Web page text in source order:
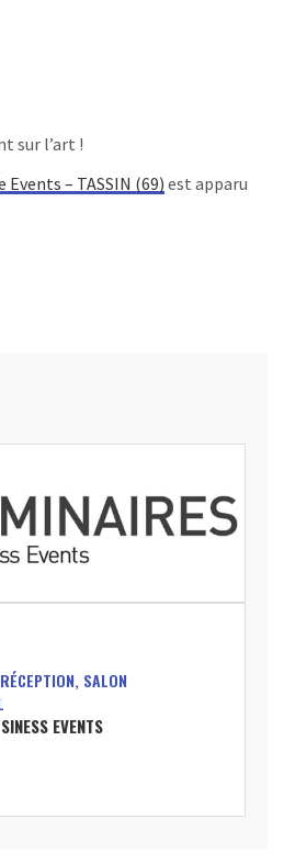
sur l’art !
– TASSIN (69)​ est apparu
SALON
EVENTS